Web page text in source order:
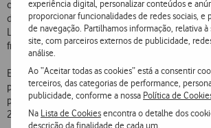
experiência digital, personalizar conteúdos e
proporcionar funcionalidades de redes sociais, e
de navegação. Partilhamos informação, relativa
site, com parceiros externos de publicidade,
análise.
Ao “Aceitar todas as cookies” está a consentir
terceiros, das categorias de performance,
publicidade, conforme a nossa Política de
Na Lista de Cookiesencontra o detalhe dos
descrição da finalidade de cada um.
características como o processador de 1 GHz,
de memória interna, câmara fotográfica de 5.0
LED, auto focus, gravação de vídeo de alta
frontal de 2 megapixel.
Este smartphone exclusivo da Vodafone está
preto, dispõe ainda de Wi-Fi, A-GPS e Bluetooth,
por 299,90 euros ou a partir de 119,90 euros,
24 meses.